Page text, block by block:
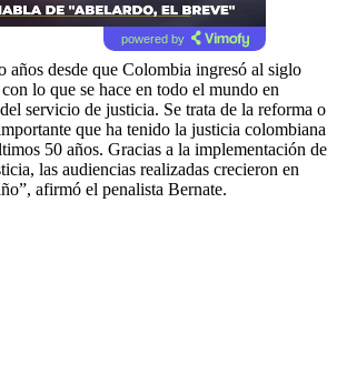
powered by
años desde que Colombia ingresó al siglo
lo que se hace en todo el mundo en
servicio de justicia. Se trata de la reforma o
que ha tenido la justicia colombiana
50 años. Gracias a la implementación de
las audiencias realizadas crecieron en
afirmó el penalista Bernate.